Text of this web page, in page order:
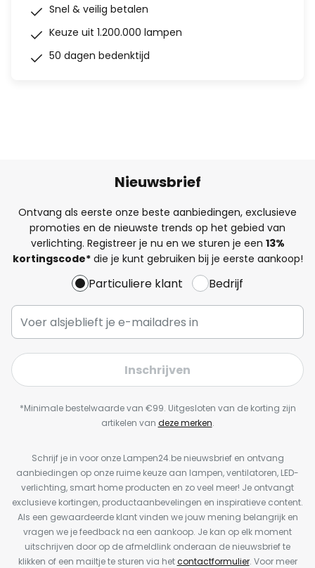
Snel & veilig betalen
Keuze uit 1.200.000 lampen
50 dagen bedenktijd
Nieuwsbrief
Ontvang als eerste onze beste aanbiedingen, exclusieve
promoties en de nieuwste trends op het gebied van
verlichting. Registreer je nu en we sturen je een 13%
kortingscode*die je kunt gebruiken bij je eerste aankoop!
Particuliere klant Bedrijf
Inschrijven
*Minimale bestelwaarde van €99. Uitgesloten van de korting zijn
artikelen van deze merken.
Schrijf je in voor onze Lampen24.be nieuwsbrief en ontvang
aanbiedingen op onze ruime keuze aan lampen, ventilatoren, LED-
verlichting, smart home producten en zo veel meer! Je ontvangt
exclusieve kortingen, productaanbevelingen en inspiratieve content.
Als een gewaardeerde klant vinden we jouw mening belangrijk en
vragen we je feedback na een aankoop. Je kan op elk moment
uitschrijven door op de afmeldlink onderaan de nieuwsbrief te
klikken of een mailtje te sturen via hetcontactformulier. Voor meer